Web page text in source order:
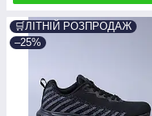
🛒ЛІТНІЙ РОЗПРОДАЖ
–25%